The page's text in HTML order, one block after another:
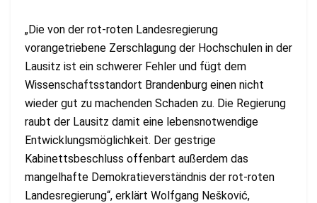
„Die von der rot-roten Landesregierung
vorangetriebene Zerschlagung der Hochschulen in der
Lausitz ist ein schwerer Fehler und fügt dem
Wissenschaftsstandort Brandenburg einen nicht
wieder gut zu machenden Schaden zu. Die Regierung
raubt der Lausitz damit eine lebensnotwendige
Entwicklungsmöglichkeit. Der gestrige
Kabinettsbeschluss offenbart außerdem das
mangelhafte Demokratieverständnis der rot-roten
Landesregierung“, erklärt Wolfgang Nešković,